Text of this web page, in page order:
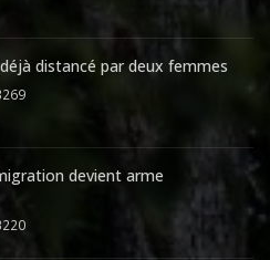
distancé par deux femmes
devient arme